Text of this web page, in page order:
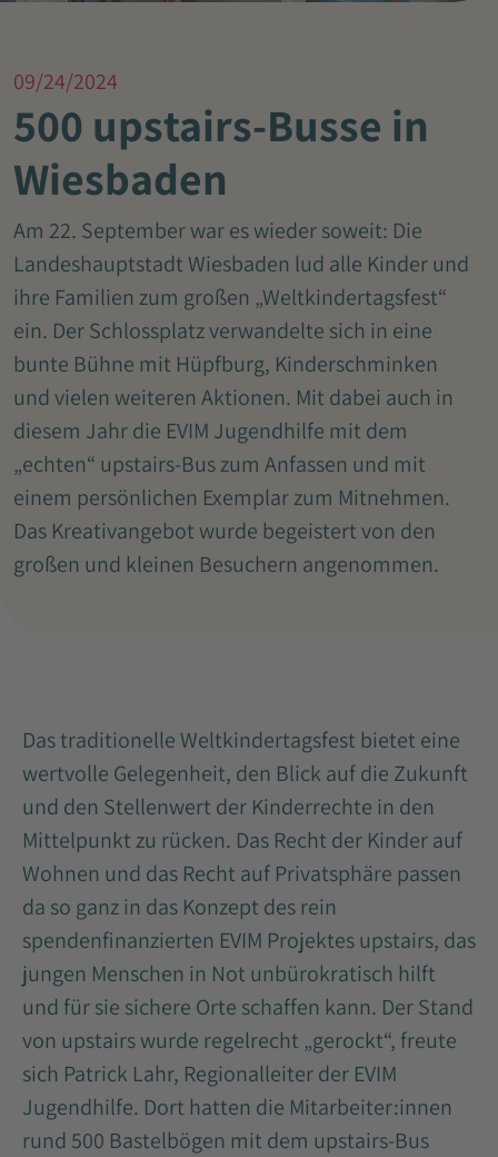
09/24/2024
500 upstairs-Busse in
Wiesbaden
Am 22. September war es wieder soweit: Die
Landeshauptstadt Wiesbaden lud alle Kinder und
ihre Familien zum großen „Weltkindertagsfest“
ein. Der Schlossplatz verwandelte sich in eine
bunte Bühne mit Hüpfburg, Kinderschminken
und vielen weiteren Aktionen. Mit dabei auch in
diesem Jahr die EVIM Jugendhilfe mit dem
„echten“ upstairs-Bus zum Anfassen und mit
einem persönlichen Exemplar zum Mitnehmen.
Das Kreativangebot wurde begeistert von den
großen und kleinen Besuchern angenommen.
Das traditionelle Weltkindertagsfest bietet eine
wertvolle Gelegenheit, den Blick auf die Zukunft
und den Stellenwert der Kinderrechte in den
Mittelpunkt zu rücken. Das Recht der Kinder auf
Wohnen und das Recht auf Privatsphäre passen
da so ganz in das Konzept des rein
spendenfinanzierten EVIM Projektes upstairs, das
jungen Menschen in Not unbürokratisch hilft
und für sie sichere Orte schaffen kann. Der Stand
von upstairs wurde regelrecht „gerockt“, freute
sich Patrick Lahr, Regionalleiter der EVIM
Jugendhilfe. Dort hatten die Mitarbeiter:innen
rund 500 Bastelbögen mit dem upstairs-Bus